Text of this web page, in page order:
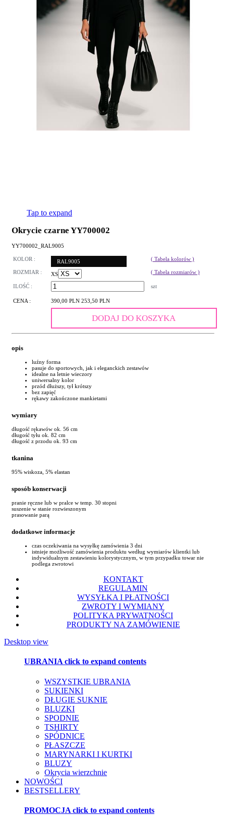
Tap to expand
Okrycie czarne YY700002
YY700002_RAL9005
KOLOR : RAL9005 ( Tabela kolorów )
ROZMIAR : XS ( Tabela rozmiarów )
ILOŚĆ : szt
CENA : 390,00 PLN 253,50 PLN
DODAJ DO KOSZYKA
opis
luźny forma
pasuje do sportowych, jak i eleganckich zestawów
idealne na letnie wieczory
uniwersalny kolor
przód dłuższy, tył krótszy
bez zapięć
rękawy zakończone mankietami
wymiary
długość rękawów ok. 56 cm
długość tyłu ok. 82 cm
długość z przodu ok. 93 cm
tkanina
95% wiskoza, 5% elastan
sposób konserwacji
pranie ręczne lub w pralce w temp. 30 stopni
suszenie w stanie rozwieszonym
prasowanie parą
dodatkowe informacje
czas oczekiwania na wysyłkę zamówienia 3 dni
istnieje możliwość zamówienia produktu według wymiarów klientki lub
indywidualnym zestawieniu kolorystycznym, w tym przypadku towar nie
podlega zwrotowi
KONTAKT
REGULAMIN
WYSYŁKA I PŁATNOŚCI
ZWROTY I WYMIANY
POLITYKA PRYWATNOŚCI
PRODUKTY NA ZAMÓWIENIE
Desktop view
UBRANIAclick to expand contents
WSZYSTKIE UBRANIA
SUKIENKI
DŁUGIE SUKNIE
BLUZKI
SPODNIE
TSHIRTY
SPÓDNICE
PŁASZCZE
MARYNARKI I KURTKI
BLUZY
Okrycia wierzchnie
NOWOŚCI
BESTSELLERY
PROMOCJA click to expand contents